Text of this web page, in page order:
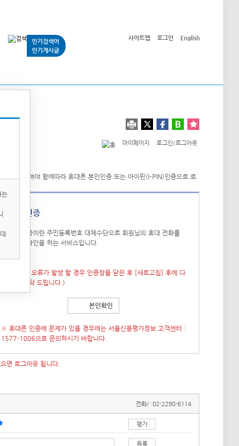
인기검색어
인기게시글
사이트맵 로그인 English
마이페이지 로그인/로그아웃
는
휴대폰 인증
휴대폰 인증이란 주민등록번호 대체수단으로 회원님의 휴대 전화를
통해 본인확인을 하는 서비스입니다.
(인증 창이 오류가 발생 할 경우 인증창을 닫은 후 [새로고침] 후에 다
시 시도 부탁 드립니다.)
본인확인
※ 휴대폰 인증에 문제가 있을 경우에는 서울신용평가정보 고객센터 :
1577-1006으로 문의하시기 바랍니다.
면 로그아웃 됩니다.
전화/ :02-2290-6114